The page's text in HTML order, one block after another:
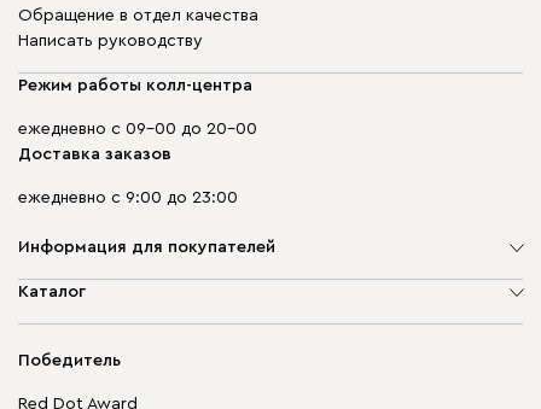
Обращение в отдел качества
Написать руководству
Режим работы колл-центра
ежедневно с 09-00 до 20-00
Доставка заказов
ежедневно с 9:00 до 23:00
Информация для покупателей
О компании
Гарантия
Каталог
Корпусная мебель
Победитель
Red Dot Award